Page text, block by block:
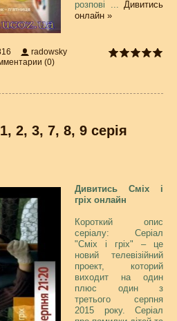
розпові ... Дивитись
онлайн »
radowsky
(0)
2, 3, 7, 8, 9 серія
Дивитись Сміх і
гріх онлайн
Короткий опис
серіалу: Серіал
"Сміх і гріх" – це
новий телевізійний
проект, которий
виходит на один
плюс один з
третього серпня
2015 року. Серіал